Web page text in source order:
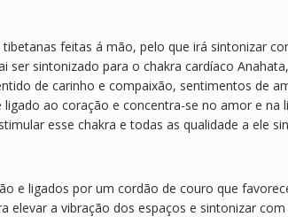
feitas á mão, pelo que irá sintonizar
sintonizado para o chakra cardíaco
de carinho e compaixão, sentimentos de
ao coração e concentra-se no amor e
esse chakra e todas as qualidade a ele
e ligados por um cordão de couro que
a vibração dos espaços e sintonizar